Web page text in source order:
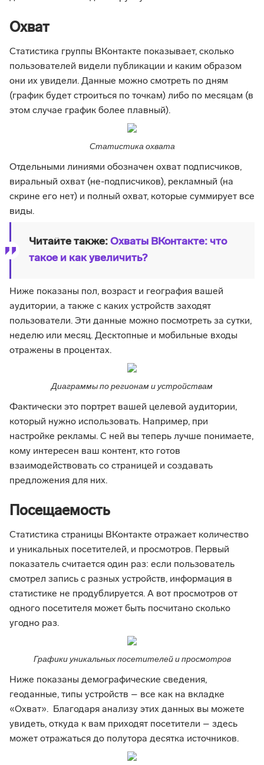
Охват
Статистика группы ВКонтакте показывает, сколько
пользователей видели публикации и каким образом
они их увидели. Данные можно смотреть по дням
(график будет строиться по точкам) либо по месяцам (в
этом случае график более плавный).
Статистика охвата
Отдельными линиями обозначен охват подписчиков,
виральный охват (не-подписчиков), рекламный (на
скрине его нет) и полный охват, которые суммирует все
виды.
Читайте также: Охваты ВКонтакте: что
такое и как увеличить?
Ниже показаны пол, возраст и география вашей
аудитории, а также с каких устройств заходят
пользователи. Эти данные можно посмотреть за сутки,
неделю или месяц. Десктопные и мобильные входы
отражены в процентах.
Диаграммы по регионам и устройствам
Фактически это портрет вашей целевой аудитории,
который нужно использовать. Например, при
настройке рекламы. С ней вы теперь лучше понимаете,
кому интересен ваш контент, кто готов
взаимодействовать со страницей и создавать
предложения для них.
Посещаемость
Статистика страницы ВКонтакте отражает количество
и уникальных посетителей, и просмотров. Первый
показатель считается один раз: если пользователь
смотрел запись с разных устройств, информация в
статистике не продублируется. А вот просмотров от
одного посетителя может быть посчитано сколько
угодно раз.
Графики уникальных посетителей и просмотров
Ниже показаны демографические сведения,
геоданные, типы устройств – все как на вкладке
«Охват». Благодаря анализу этих данных вы можете
увидеть, откуда к вам приходят посетители – здесь
может отражаться до полутора десятка источников.